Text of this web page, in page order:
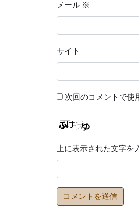
メール ※
サイト
次回のコメントで使
上に表示された文字を